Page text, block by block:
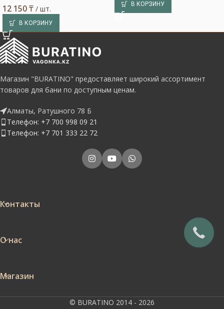
12 150₸ / шт.
В КОРЗИНУ
В КОРЗИНУ
Магазин "BURATINO" предоставляет широкий ассортимент
товаров для бани по доступным ценам.
Алматы, Ратушного 78 Б
Телефон: +7 700 998 09 21
Телефон: +7 701 333 22 72
Контакты
О нас
Магазин
© BURATINO 2014 - 2026